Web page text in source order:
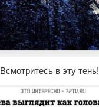
Всмотритесь в эту тень!